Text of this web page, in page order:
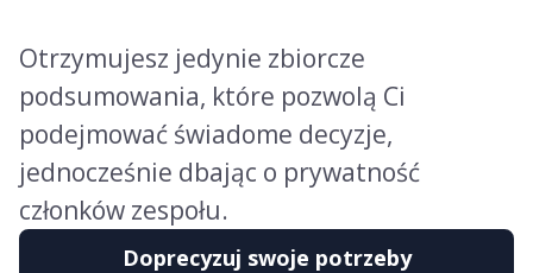
Otrzymujesz jedynie zbiorcze
podsumowania, które pozwolą Ci
podejmować świadome decyzje,
jednocześnie dbając o prywatność
członków zespołu.
Doprecyzuj swoje potrzeby